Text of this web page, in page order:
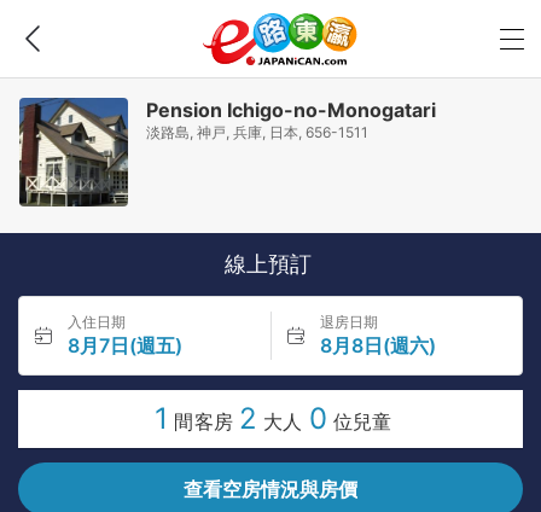
Pension Ichigo-no-Monogatari
淡路島, 神戸, 兵庫, 日本, 656-1511
線上預訂
入住日期
8月7日(週五)
退房日期
8月8日(週六)
1 間客房 2 大人 0 位兒童
查看空房情況與房價